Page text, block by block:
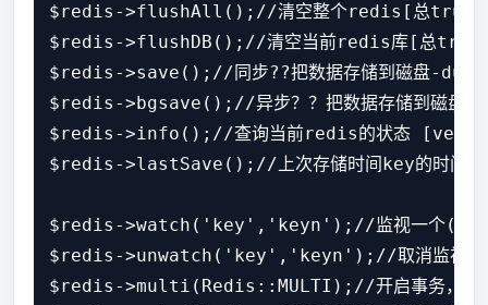
$redis->flushAll();//清空整个redis[总true]
$redis->flushDB();//清空当前redis库[总
$redis->save();//同步??把数据存储到磁盘-
$redis->bgsave();//异步？？把数据存储到磁
$redis->info();//查询当前redis的状态
$redis->lastSave();//上次存储时间key的时间
$redis->watch('key','keyn');//监视一个(或多个)
$redis->unwatch('key','keyn');//取消监视
$redis->multi(Redis::MULTI);//开启事务，事务块